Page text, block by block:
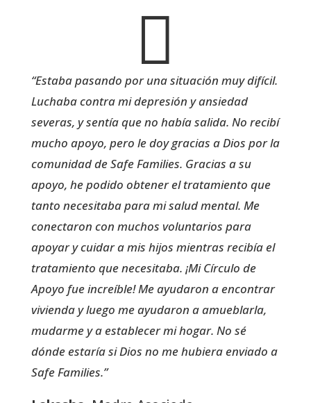

“Estaba pasando por una situación muy difícil.
Luchaba contra mi depresión y ansiedad
severas, y sentía que no había salida. No recibí
mucho apoyo, pero le doy gracias a Dios por la
comunidad de Safe Families. Gracias a su
apoyo, he podido obtener el tratamiento que
tanto necesitaba para mi salud mental. Me
conectaron con muchos voluntarios para
apoyar y cuidar a mis hijos mientras recibía el
tratamiento que necesitaba. ¡Mi Círculo de
Apoyo fue increíble! Me ayudaron a encontrar
vivienda y luego me ayudaron a amueblarla,
mudarme y a establecer mi hogar. No sé
dónde estaría si Dios no me hubiera enviado a
Safe Families.”